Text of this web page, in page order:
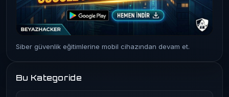
Siber güvenlik eğitimlerine mobil cihazından devam et.
Bu Kategoride